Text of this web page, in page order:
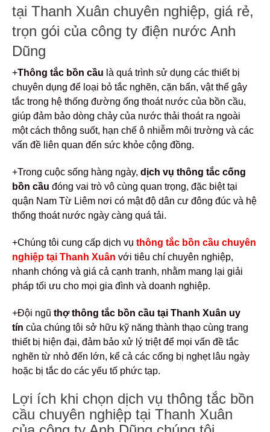
tại Thanh Xuân chuyên nghiệp, giá rẻ,
trọn gói của công ty điện nước Anh
Dũng
+Thông tắc bồn cầu là quá trình sử dụng các thiết bị
chuyên dụng để loại bỏ tắc nghẽn, cặn bẩn, vật thể gây
tắc trong hệ thống đường ống thoát nước của bồn cầu,
giúp đảm bảo dòng chảy của nước thải thoát ra ngoài
một cách thông suốt, hạn chế ô nhiễm môi trường và các
vấn đề liên quan đến sức khỏe cộng đồng.
+Trong cuộc sống hàng ngày, dịch vụ thông tắc cống
bồn cầu đóng vai trò vô cùng quan trọng, đặc biệt tại
quận Nam Từ Liêm nơi có mật độ dân cư đông đúc và hệ
thống thoát nước ngày càng quá tải.
+Chúng tôi cung cấp dịch vụ thông tắc bồn cầu chuyên
nghiệp tại Thanh Xuân với tiêu chí chuyên nghiệp,
nhanh chóng và giá cả cạnh tranh, nhằm mang lại giải
pháp tối ưu cho mọi gia đình và doanh nghiệp.
+Đội ngũ thợ thông tắc bồn cầu tại Thanh Xuân uy
tín của chúng tôi sở hữu kỹ năng thành thạo cùng trang
thiết bị hiện đại, đảm bảo xử lý triệt để mọi vấn đề tắc
nghẽn từ nhỏ đến lớn, kể cả các cống bị nghẹt lâu ngày
hoặc bị tắc do các yếu tố phức tạp.
Lợi ích khi chọn dịch vụ thông tắc bồn
cầu chuyên nghiệp tại Thanh Xuân